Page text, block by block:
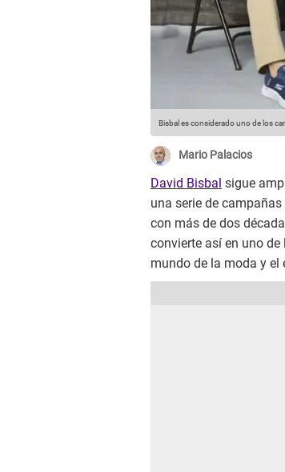
Bisbal es considerado uno de los
Mario Palacios
David Bisbal sigue
una serie de
con más de dos
convierte así en uno
mundo de la moda y el